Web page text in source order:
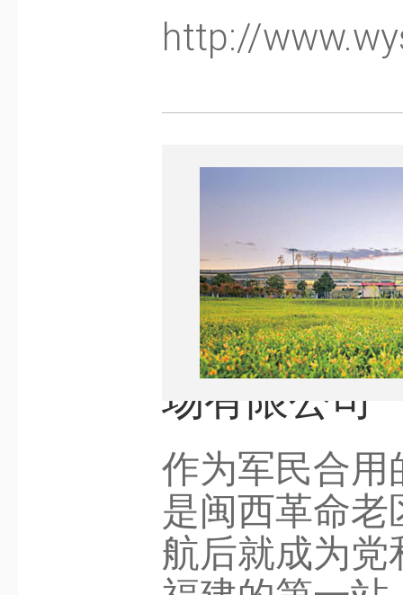
http://
场有限公司
作为军民合用
是闽西革命
航后就成为党